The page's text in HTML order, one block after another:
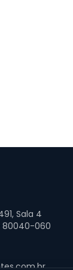
Sala 4
80040-060